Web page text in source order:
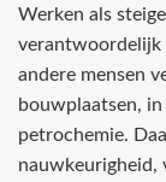
Werken als
verantwoordelijk
andere mensen
bouwplaatsen,
petrochemie.
nauwkeurigheid,